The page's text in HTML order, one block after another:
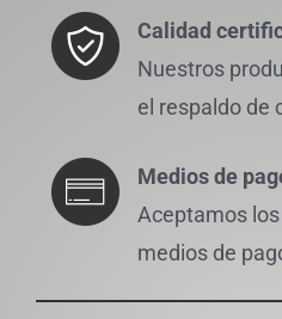
Calidad
Nuestros
el respaldo de
Medios de
Aceptamos
medios de